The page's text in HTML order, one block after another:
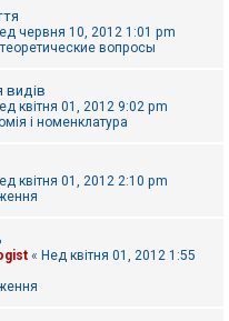
червня 10, 2012 1:01 pm
вопросы
видів
квітня 01, 2012 9:02 pm
і номенклатура
квітня 01, 2012 2:10 pm
« Нед квітня 01, 2012 1:55